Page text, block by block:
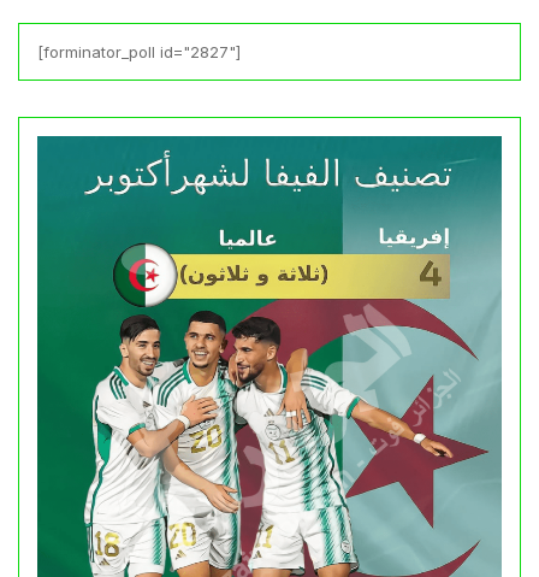
[forminator_poll id="2827"]